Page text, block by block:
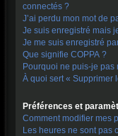
connectés ?
J’ai perdu mon mot de
Je suis enregistré mais
Je me suis enregistré
Que signifie COPPA ?
Pourquoi ne puis-je pas
À quoi sert « Supprimer
Préférences et
Comment modifier mes
Les heures ne sont pas